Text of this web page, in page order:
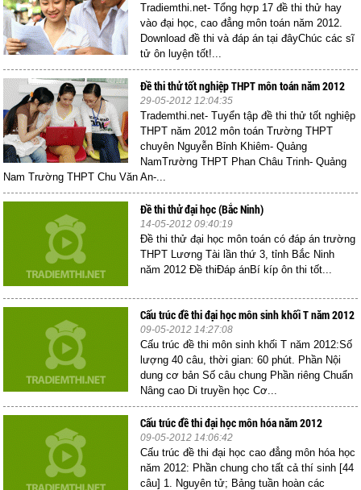
Tradiemthi.net- Tổng hợp 17 đề thi thử hay
vào đại học, cao đẳng môn toán năm 2012.
Download đề thi và đáp án tại đâyChúc các sĩ
tử ôn luyện tốt!...
Đề thi thử tốt nghiệp THPT môn toán năm 2012
29-05-2012 12:04:35
Trademthi.net- Tuyển tập đề thi thử tốt nghiệp
THPT năm 2012 môn toán Trường THPT
chuyên Nguyễn Bỉnh Khiêm- Quảng
NamTrường THPT Phan Châu Trinh- Quảng
Nam Trường THPT Chu Văn An-...
Đề thi thử đại học (Bắc Ninh)
14-05-2012 09:40:19
Đề thi thử đại học môn toán có đáp án trường
THPT Lương Tài lần thứ 3, tỉnh Bắc Ninh
năm 2012 Đề thiĐáp ánBí kíp ôn thi tốt...
Cấu trúc đề thi đại học môn sinh khối T năm 2012
09-05-2012 14:27:08
Cấu trúc đề thi môn sinh khối T năm 2012:Số
lượng 40 câu, thời gian: 60 phút. Phần Nội
dung cơ bản Số câu chung Phần riêng Chuẩn
Nâng cao Di truyền học Cơ...
Cấu trúc đề thi đại học môn hóa năm 2012
09-05-2012 14:06:42
Cấu trúc đề thi đại học cao đẳng môn hóa học
năm 2012: Phần chung cho tất cả thí sinh [44
câu] 1. Nguyên tử; Bảng tuần hoàn các